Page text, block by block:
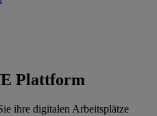
Plattform
ihre digitalen Arbeitsplätze